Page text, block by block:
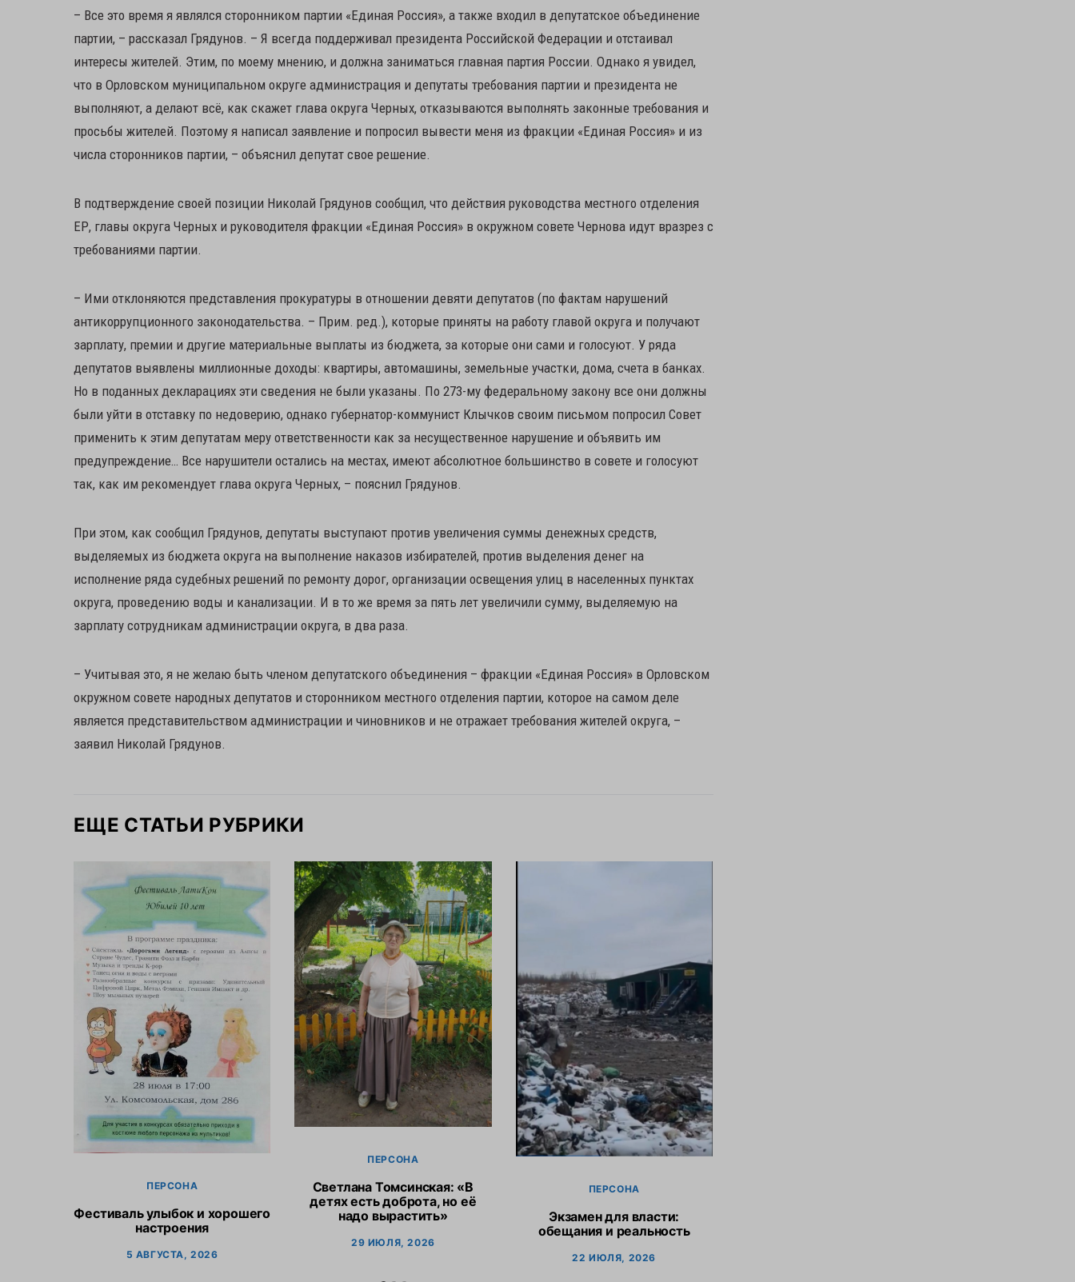
– Все это время я являлся сторонником партии «Единая Россия», а также входил в депутатское объединение
партии, – рассказал Грядунов. – Я всегда поддерживал президента Российской Федерации и отстаивал
интересы жителей. Этим, по моему мнению, и должна заниматься главная партия России. Однако я увидел,
что в Орловском муниципальном округе администрация и депутаты требования партии и президента не
выполняют, а делают всё, как скажет глава округа Черных, отказываются выполнять законные требования и
просьбы жителей. Поэтому я написал заявление и попросил вывести меня из фракции «Единая Россия» и из
числа сторонников партии, – объяснил депутат свое решение.
В подтверждение своей позиции Николай Грядунов сообщил, что действия руководства местного отделения
ЕР, главы округа Черных и руководителя фракции «Единая Россия» в окружном совете Чернова идут вразрез с
требованиями партии.
– Ими отклоняются представления прокуратуры в отношении девяти депутатов (по фактам нарушений
антикоррупционного законодательства. – Прим. ред.), которые приняты на работу главой округа и получают
зарплату, премии и другие материальные выплаты из бюджета, за которые они сами и голосуют. У ряда
депутатов выявлены миллионные доходы: квартиры, автомашины, земельные участки, дома, счета в банках.
Но в поданных декларациях эти сведения не были указаны. По 273-му федеральному закону все они должны
были уйти в отставку по недоверию, однако губернатор-коммунист Клычков своим письмом попросил Совет
применить к этим депутатам меру ответственности как за несущественное нарушение и объявить им
предупреждение… Все нарушители остались на местах, имеют абсолютное большинство в совете и голосуют
так, как им рекомендует глава округа Черных, – пояснил Грядунов.
При этом, как сообщил Грядунов, депутаты выступают против увеличения суммы денежных средств,
выделяемых из бюджета округа на выполнение наказов избирателей, против выделения денег на
исполнение ряда судебных решений по ремонту дорог, организации освещения улиц в населенных пунктах
округа, проведению воды и канализации. И в то же время за пять лет увеличили сумму, выделяемую на
зарплату сотрудникам администрации округа, в два раза.
– Учитывая это, я не желаю быть членом депутатского объединения – фракции «Единая Россия» в Орловском
окружном совете народных депутатов и сторонником местного отделения партии, которое на самом деле
является представительством администрации и чиновников и не отражает требования жителей округа, –
заявил Николай Грядунов.
ЕЩЕ СТАТЬИ РУБРИКИ
ПЕРСОНА
Фестиваль улыбок и хорошего
настроения
5 АВГУСТА, 2026
ПЕРСОНА
Светлана Томсинская: «В
детях есть доброта, но её
надо вырастить»
29 ИЮЛЯ, 2026
ПЕРСОНА
Экзамен для власти:
обещания и реальность
22 ИЮЛЯ, 2026